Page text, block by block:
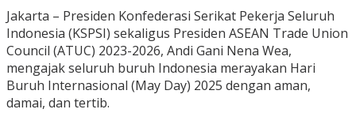
Jakarta – Presiden Konfederasi Serikat Pekerja Seluruh
Indonesia (KSPSI) sekaligus Presiden ASEAN Trade Union
Council (ATUC) 2023-2026, Andi Gani Nena Wea,
mengajak seluruh buruh Indonesia merayakan Hari
Buruh Internasional (May Day) 2025 dengan aman,
damai, dan tertib.